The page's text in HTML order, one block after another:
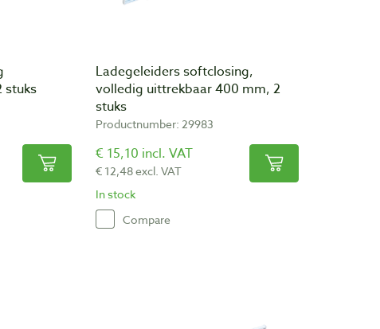
stuks
Ladegeleiders softclosing,
volledig uittrekbaar 400 mm, 2
stuks
Productnumber: 29983
€ 15,10 incl. VAT
€ 12,48 excl. VAT
In stock
Compare